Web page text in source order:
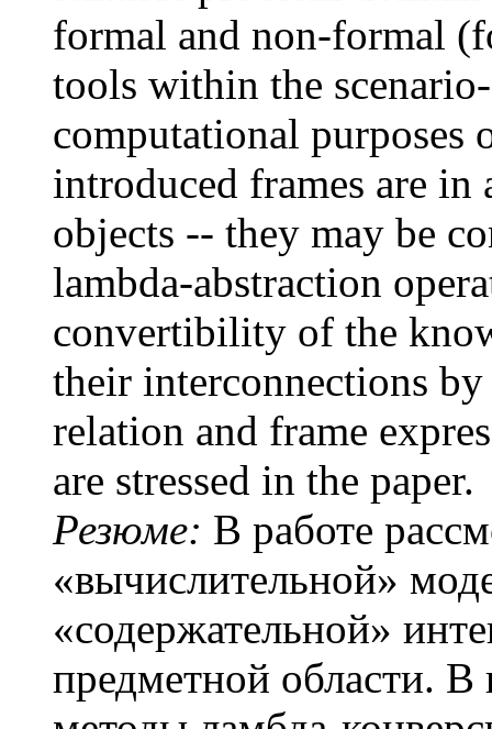
formal and non-formal
tools within the
computational purposes
introduced frames are in
objects -- they may be
lambda-abstraction
convertibility of the
their interconnections
relation and frame
are stressed in the paper.
Резюме: В работе
«вычислительной»
«содержательной»
предметной области. В